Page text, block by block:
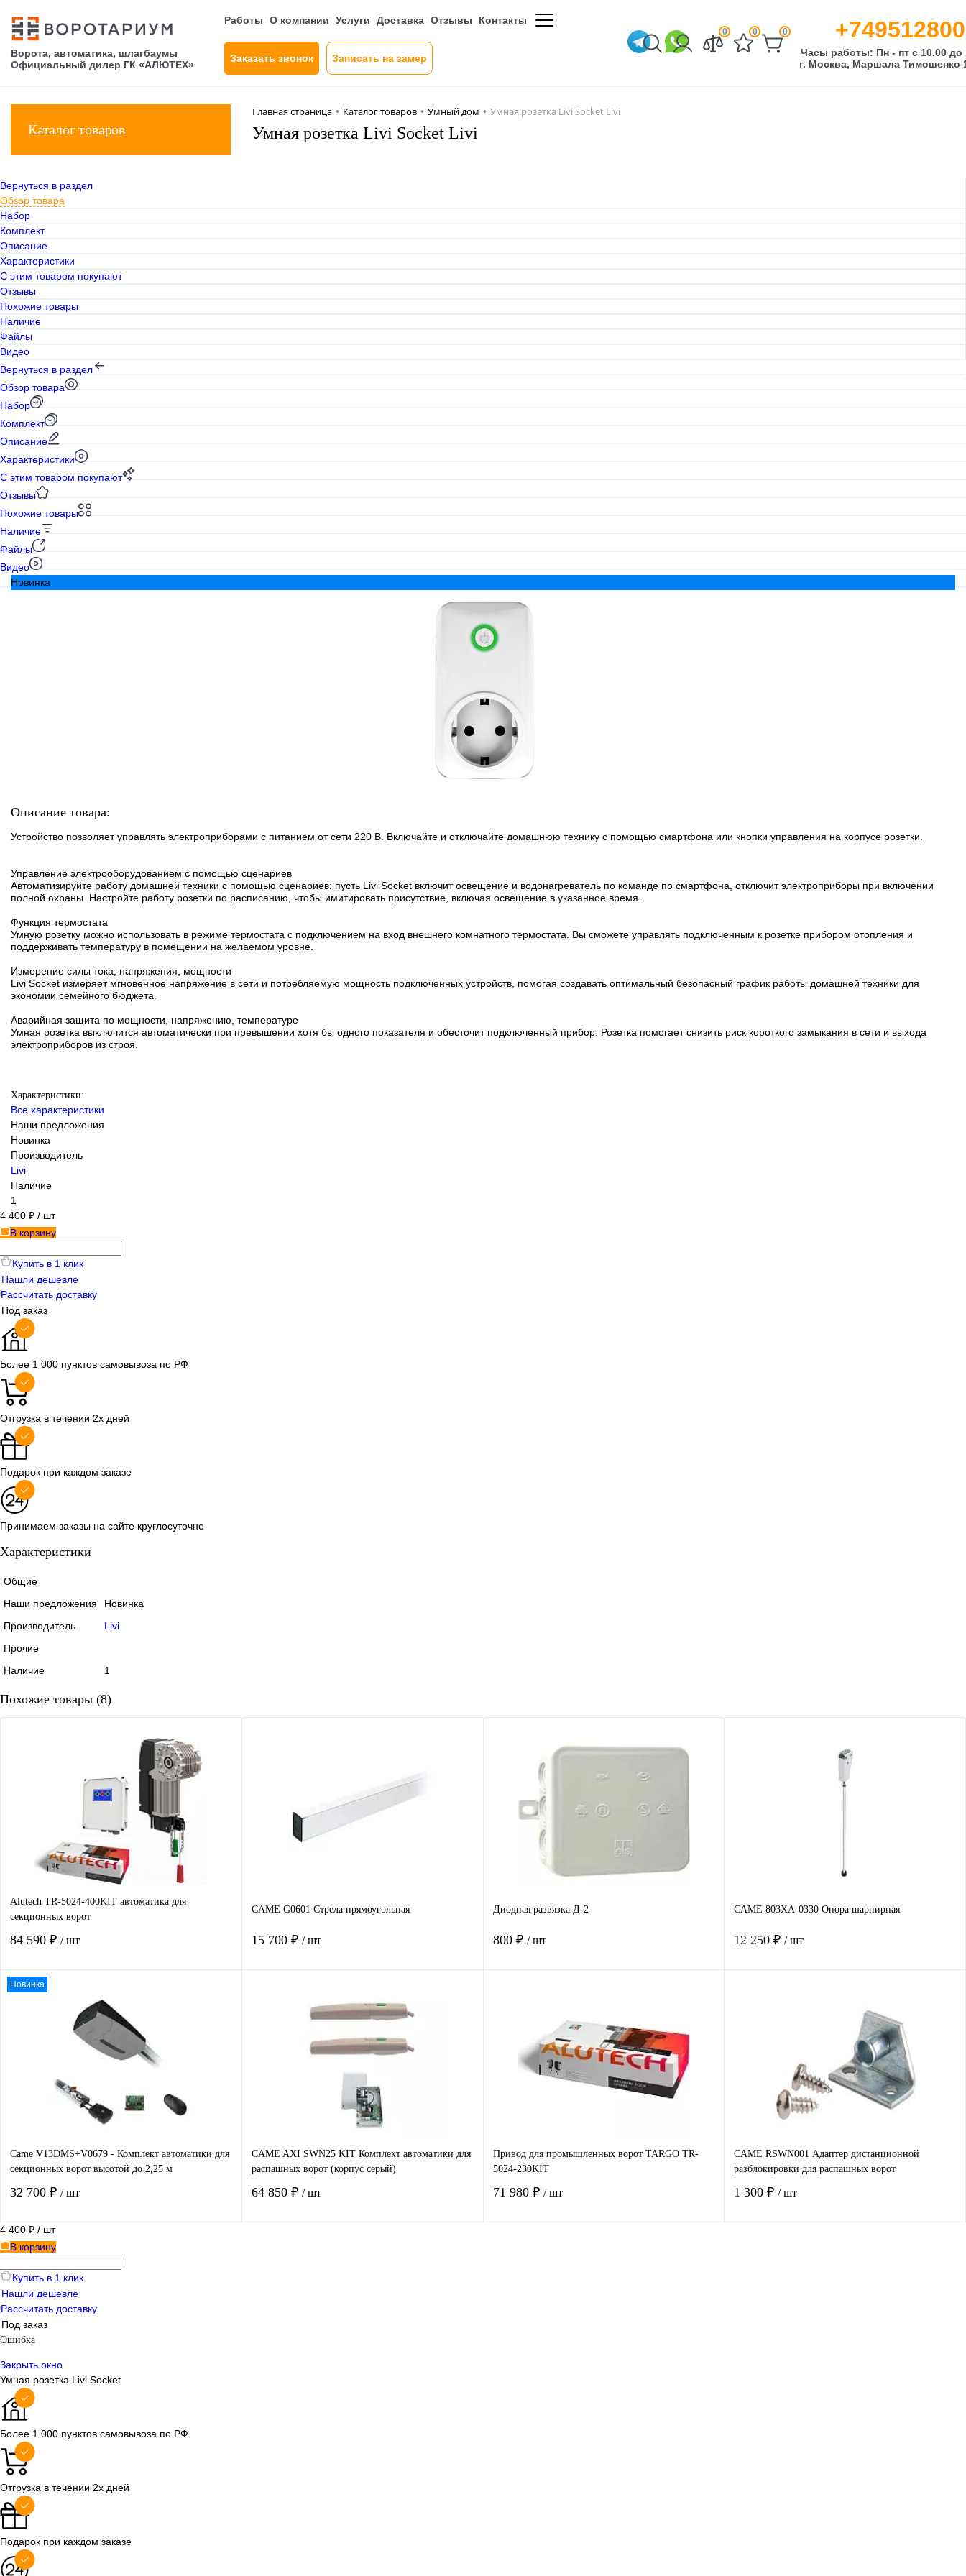
Ворота, автоматика, шлагбаумы
Официальный дилер ГК «АЛЮТЕХ»
Работы О компании Услуги Доставка Отзывы Контакты
Заказать звонок Записать на замер
0 0 0
Часы работы: Пн - пт с 10.00 до
г. Москва, Маршала Тимошенко
Каталог товаров
Главная страница • Каталог товаров • Умный дом • Умная розетка Livi Socket Livi
Умная розетка Livi Socket Livi
Вернуться в раздел
Обзор товара
Набор
Комплект
Описание
Характеристики
С этим товаром покупают
Отзывы
Похожие товары
Наличие
Файлы
Видео
Вернуться в раздел
Обзор товара
Набор
Комплект
Описание
Характеристики
С этим товаром покупают
Отзывы
Похожие товары
Наличие
Файлы
Видео
Новинка
Описание товара:
Устройство позволяет управлять электроприборами с питанием от сети 220 В. Включайте и отключайте домашнюю технику с помощью смартфона или кнопки управления на корпусе розетки.
Управление электрооборудованием с помощью сценариев
Автоматизируйте работу домашней техники с помощью сценариев: пусть Livi Socket включит освещение и водонагреватель по команде по смартфона, отключит электроприборы при включении
полной охраны. Настройте работу розетки по расписанию, чтобы имитировать присутствие, включая освещение в указанное время.
Функция термостата
Умную розетку можно использовать в режиме термостата с подключением на вход внешнего комнатного термостата. Вы сможете управлять подключенным к розетке прибором отопления и
поддерживать температуру в помещении на желаемом уровне.
Измерение силы тока, напряжения, мощности
Livi Socket измеряет мгновенное напряжение в сети и потребляемую мощность подключенных устройств, помогая создавать оптимальный безопасный график работы домашней техники для
экономии семейного бюджета.
Аварийная защита по мощности, напряжению, температуре
Умная розетка выключится автоматически при превышении хотя бы одного показателя и обесточит подключенный прибор. Розетка помогает снизить риск короткого замыкания в сети и выхода
электроприборов из строя.
Характеристики:
Все характеристики
Наши предложения
Новинка
Производитель
Livi
Наличие
1
4 400 ₽ / шт
В корзину
Купить в 1 клик
Нашли дешевле
Рассчитать доставку
Под заказ
Более 1 000 пунктов самовывоза по РФ
Отгрузка в течении 2х дней
Подарок при каждом заказе
Принимаем заказы на сайте круглосуточно
Характеристики
Общие
Наши предложения
Новинка
Производитель
Livi
Прочие
Наличие
1
Похожие товары (8)
Alutech TR-5024-400KIT автоматика для
секционных ворот
84 590 ₽ / шт
В корзину
Купить в 1 клик Сравнение
CAME G0601 Стрела прямоугольная
15 700 ₽ / шт
Купить в 1 клик Сравнение
Диодная развязка Д-2
800 ₽ / шт
Купить в 1 клик Сравнение
В избранное В наличии
CAME 803XA-0330 Опора шарнирная
12 250 ₽/ шт
Сравнение
В избранное Под заказ
Новинка
Came V13DMS+V0679 - Комплект автоматики для
секционных ворот высотой до 2,25 м
32 700 ₽ / шт
В корзину
В избранное
CAME AXI SWN25 KIT Комплект автоматики для
распашных ворот (корпус серый)
64 850 ₽ / шт
Привод для промышленных ворот TARGO TR-
5024-230KIT
71 980 ₽ / шт
CAME RSWN001 Адаптер дистанционной
разблокировки для распашных ворот
1 300 ₽/ шт
4 400 ₽ / шт
В корзину
Купить в 1 клик
Нашли дешевле
Рассчитать доставку
Под заказ
Ошибка
Закрыть окно
Умная розетка Livi Socket
Более 1 000 пунктов самовывоза по РФ
Отгрузка в течении 2х дней
Подарок при каждом заказе